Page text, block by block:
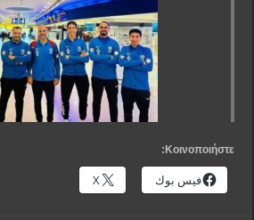
Κοινοποιήστε:
فيس بوك X